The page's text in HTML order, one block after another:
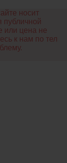
носит
публичной
или цена не
к нам по тел